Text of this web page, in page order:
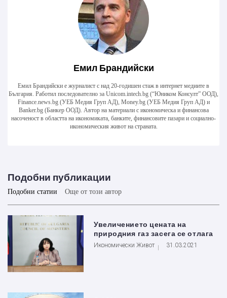
Емил Брандийски
Емил Брандийски е журналист с над 20-годишен стаж в интернет медиите в
България. Работил последователно за Unicom.intech.bg (“Юником Консулт” ООД),
Finance.news.bg (УЕБ Медия Груп АД), Money.bg (УЕБ Медия Груп АД) и
Banker.bg (Банкер ООД). Автор на материали с икономическа и финансова
насоченост в областта на икономиката, банките, финансовите пазари и социално-
икономическия живот на страната.
Подобни публикации
Подобни статии Още от този автор
Увеличението цената на
природния газ засега се отлага
Икономически Живот 31.03.2021